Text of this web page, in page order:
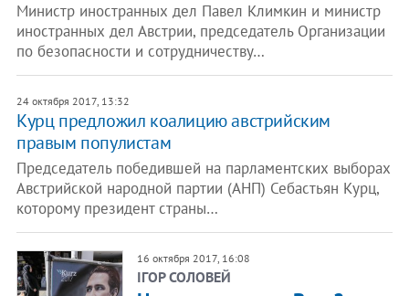
Министр иностранных дел Павел Климкин и министр
иностранных дел Австрии, председатель Организации
по безопасности и сотрудничеству…
24 октября 2017, 13:32
Курц предложил коалицию австрийским
правым популистам
Председатель победившей на парламентских выборах
Австрийской народной партии (АНП) Себастьян Курц,
которому президент страны…
16 октября 2017, 16:08
ІГОР СОЛОВЕЙ